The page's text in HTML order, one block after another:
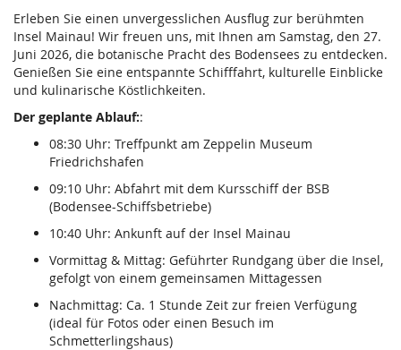
Erleben Sie einen unvergesslichen Ausflug zur berühmten
Insel Mainau! Wir freuen uns, mit Ihnen am Samstag, den 27.
Juni 2026, die botanische Pracht des Bodensees zu entdecken.
Genießen Sie eine entspannte Schifffahrt, kulturelle Einblicke
und kulinarische Köstlichkeiten.
Der geplante Ablauf::
08:30 Uhr: Treffpunkt am Zeppelin Museum
Friedrichshafen
09:10 Uhr: Abfahrt mit dem Kursschiff der BSB
(Bodensee-Schiffsbetriebe)
10:40 Uhr: Ankunft auf der Insel Mainau
Vormittag & Mittag: Geführter Rundgang über die Insel,
gefolgt von einem gemeinsamen Mittagessen
Nachmittag: Ca. 1 Stunde Zeit zur freien Verfügung
(ideal für Fotos oder einen Besuch im
Schmetterlingshaus)